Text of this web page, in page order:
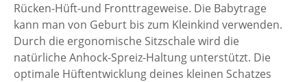
Rücken-Hüft-und Fronttrageweise. Die Babytrage
kann man von Geburt bis zum Kleinkind verwenden.
Durch die ergonomische Sitzschale wird die
natürliche Anhock-Spreiz-Haltung unterstützt. Die
optimale Hüftentwicklung deines kleinen Schatzes